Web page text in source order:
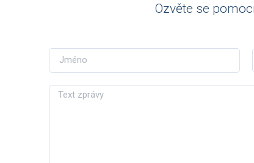
Ozvěte se